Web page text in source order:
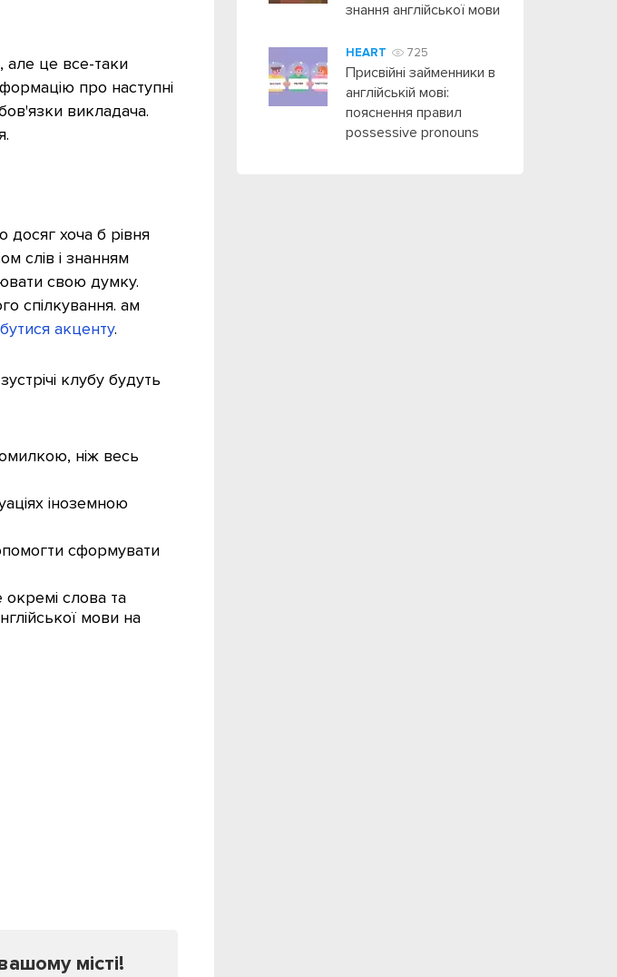
але це все-таки
про наступні
викладача.
досяг хоча б рівня
слів і знанням
свою думку.
спілкування. ам
акценту.
клубу будуть
ніж весь
іноземною
сформувати
слова та
мови на
місті!
знання англійської мови
HEART 725
Присвійні займенники в
англійській мові:
пояснення правил
possessive pronouns